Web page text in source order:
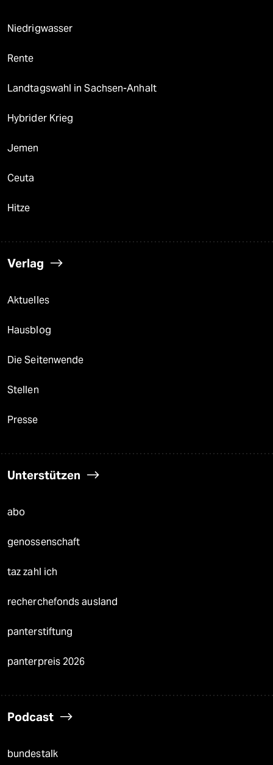
Niedrigwasser
Rente
Landtagswahl in Sachsen-Anhalt
Hybrider Krieg
Jemen
Ceuta
Hitze
Verlag
Aktuelles
Hausblog
Die Seitenwende
Stellen
Presse
Unterstützen
abo
genossenschaft
taz zahl ich
recherchefonds ausland
panterstiftung
panterpreis 2026
Podcast
bundestalk